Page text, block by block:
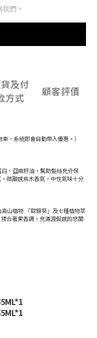
們。
及付
方式
顧客評價
，系統即會自動帶入優惠。）
、亞麻籽油，幫助髮絲充分保
微甜感烏木香氣，中性氣味十分
山植物 「歐錦葵」及七種植物萃
合著果香調，充滿渡假感的悠閒